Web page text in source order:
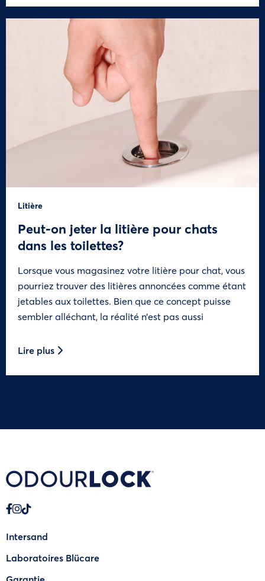
Litière
Peut-on jeter la litière pour chats
dans les toilettes?
Lorsque vous magasinez votre litière pour chat, vous
pourriez trouver des litières annoncées comme étant
jetables aux toilettes. Bien que ce concept puisse
sembler alléchant, la réalité n’est pas aussi
Lire plus
Intersand
Laboratoires Blücare